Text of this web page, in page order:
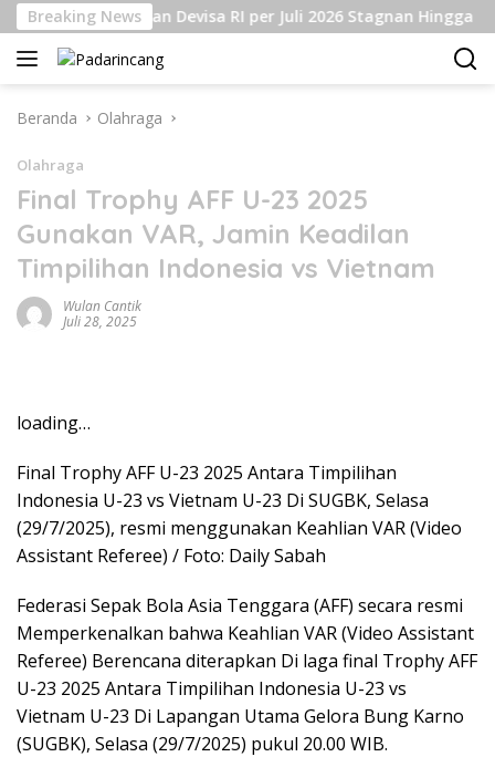
Langsung
ke
konten
Breaking News
Cadangan Devisa RI per Juli 2026 Stagnan Hingga
Beranda Olahraga
Olahraga
Final Trophy AFF U-23 2025
Gunakan VAR, Jamin Keadilan
Timpilihan Indonesia vs Vietnam
Wulan Cantik
Juli 28, 2025
loading…
Final Trophy AFF U-23 2025 Antara Timpilihan
Indonesia U-23 vs Vietnam U-23 Di SUGBK, Selasa
(29/7/2025), resmi menggunakan Keahlian VAR (Video
Assistant Referee) / Foto: Daily Sabah
Federasi Sepak Bola Asia Tenggara (AFF) secara resmi
Memperkenalkan bahwa Keahlian VAR (Video Assistant
Referee) Berencana diterapkan Di laga final Trophy AFF
U-23 2025 Antara Timpilihan Indonesia U-23 vs
Vietnam U-23 Di Lapangan Utama Gelora Bung Karno
(SUGBK), Selasa (29/7/2025) pukul 20.00 WIB.